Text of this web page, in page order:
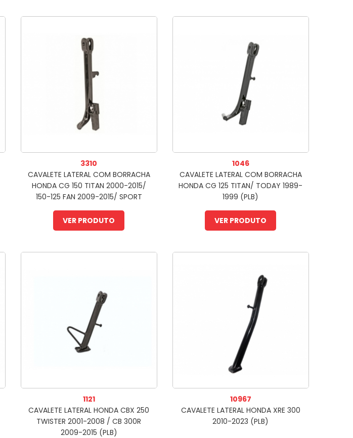
3310
CAVALETE LATERAL COM BORRACHA
HONDA CG 150 TITAN 2000-2015/
150-125 FAN 2009-2015/ SPORT
VER PRODUTO
1046
CAVALETE LATERAL COM BORRACHA
HONDA CG 125 TITAN/ TODAY 1989-
1999 (PLB)
VER PRODUTO
1121
CAVALETE LATERAL HONDA CBX 250
TWISTER 2001-2008 / CB 300R
2009-2015 (PLB)
10967
CAVALETE LATERAL HONDA XRE 300
2010-2023 (PLB)